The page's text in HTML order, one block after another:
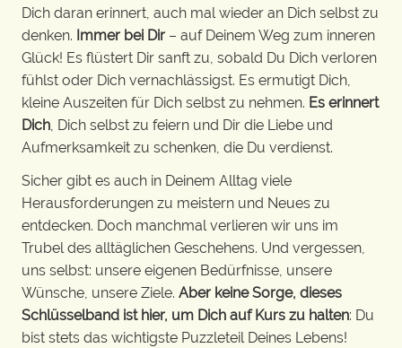
Dich daran erinnert, auch mal wieder an Dich selbst zu
denken. Immer bei Dir – auf Deinem Weg zum inneren
Glück! Es flüstert Dir sanft zu, sobald Du Dich verloren
fühlst oder Dich vernachlässigst. Es ermutigt Dich,
kleine Auszeiten für Dich selbst zu nehmen. Es erinnert
Dich , Dich selbst zu feiern und Dir die Liebe und
Aufmerksamkeit zu schenken, die Du verdienst.
Sicher gibt es auch in Deinem Alltag viele
Herausforderungen zu meistern und Neues zu
entdecken. Doch manchmal verlieren wir uns im
Trubel des alltäglichen Geschehens. Und vergessen,
uns selbst: unsere eigenen Bedürfnisse, unsere
Wünsche, unsere Ziele. Aber keine Sorge, dieses
Schlüsselband ist hier, um Dich auf Kurs zu halten: Du
bist stets das wichtigste Puzzleteil Deines Lebens!